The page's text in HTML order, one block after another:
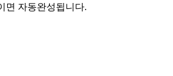
면 자동완성됩니다.